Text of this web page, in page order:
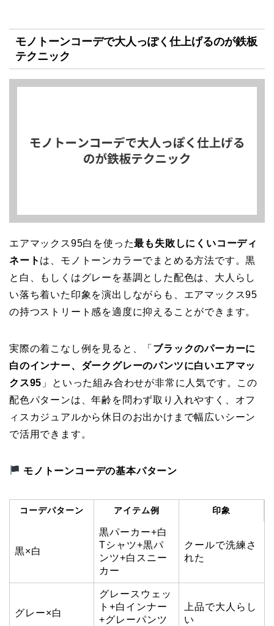
モノトーンコーデで大人っぽく仕上げるのが鉄板
テクニック
エアマックス95白を使った最も失敗しにくいコーディ
ネート は、モノトーンカラーでまとめる方法です。黒
と白、もしくはグレーを基調とした配色は、大人らし
い落ち着いた印象を演出しながらも、エアマックス95
の持つストリート感を適度に抑えることができます。
実際の着こなし例を見ると、「 ブラックのパーカーに
白のインナー、ダークグレーのパンツに白いエアマッ
クス95 」といった組み合わせが非常に人気です。この
配色パターンは、年齢を問わず取り入れやすく、オフ
ィスカジュアルから休日のお出かけまで幅広いシーン
で活用できます。
モノトーンコーデの基本パターン
コーデパターン アイテム例 印象
黒×白
黒パーカー+白
Tシャツ+黒パ
ンツ+白スニー
カー
クールで洗練さ
れた
グレー×白
グレースウェッ
ト+白インナー
+グレーパンツ
上品で大人らし
い